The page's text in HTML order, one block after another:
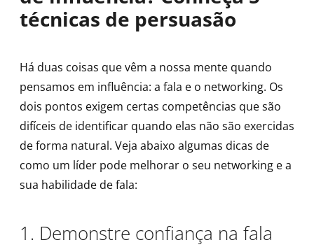
técnicas de persuasão
Há duas coisas que vêm a nossa mente quando
pensamos em influência: a fala e o networking. Os
dois pontos exigem certas competências que são
difíceis de identificar quando elas não são exercidas
de forma natural. Veja abaixo algumas dicas de
como um líder pode melhorar o seu networking e a
sua habilidade de fala:
1. Demonstre confiança na fala